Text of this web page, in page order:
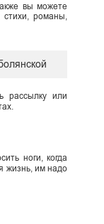
вы можете
стихи, романы,
рассылку или
ноги, когда
жизнь, им надо